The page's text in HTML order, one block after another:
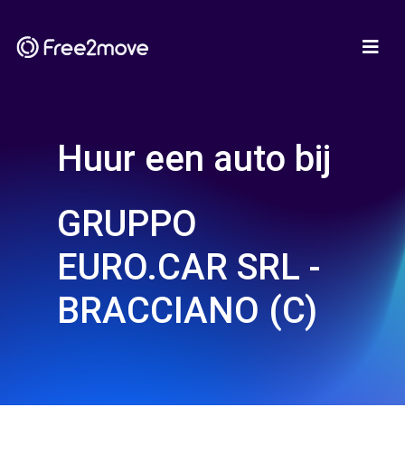
Huur een auto bij
GRUPPO
EURO.CAR SRL -
BRACCIANO (C)